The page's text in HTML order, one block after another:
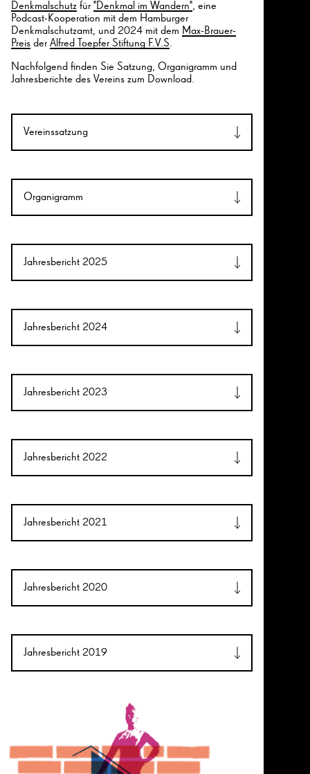
Denkmalschutz für "Denkmal im Wandern", eine
Podcast-Kooperation mit dem Hamburger
Denkmalschutzamt, und 2024 mit dem Max-Brauer-
Preis der Alfred Toepfer Stiftung F.V.S.
Nachfolgend finden Sie Satzung, Organigramm und
Jahresberichte des Vereins zum Download.
Vereinssatzung
Organigramm
Jahresbericht 2025
Jahresbericht 2024
Jahresbericht 2023
Jahresbericht 2022
Jahresbericht 2021
Jahresbericht 2020
Jahresbericht 2019